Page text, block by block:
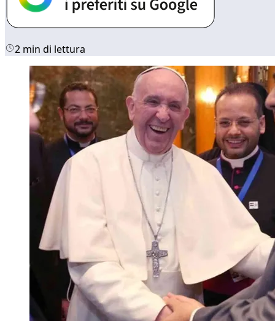
2 min di lettura